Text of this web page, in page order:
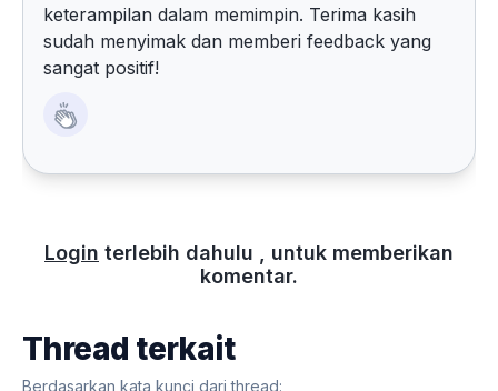
keterampilan dalam memimpin. Terima kasih
sudah menyimak dan memberi feedback yang
sangat positif!
Login terlebih dahulu , untuk memberikan
komentar.
Thread terkait
Berdasarkan kata kunci dari thread: